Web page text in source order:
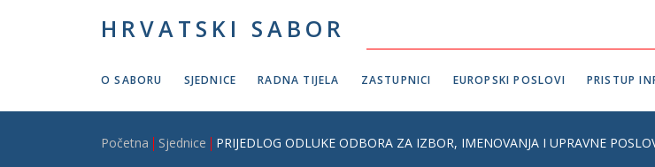
HRVATSKI SABOR
O SABORU SJEDNICE RADNA TIJELA ZASTUPNICI EUROPSKI POSLOVI PRISTUP
Breadcrumb
Početna Sjednice PRIJEDLOG ODLUKE ODBORA ZA IZBOR, IMENOVANJA I UPRAVNE